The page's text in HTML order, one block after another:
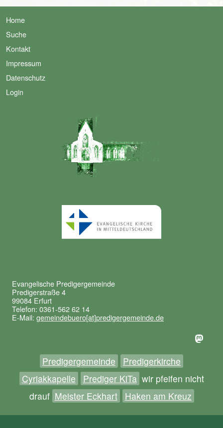
Home
Suche
Kontakt
Impressum
Datenschutz
Login
Evangelische Predigergemeinde
Predigerstraße 4
99084 Erfurt
Telefon: 0361-562 62 14
E-Mail: gemeindebuero[at]predigergemeinde.de
Predigergemeinde
Predigerkirche
Cyriakkapelle
Prediger KiTa wir pfeifen nicht
drauf Meister Eckhart Haken am Kreuz